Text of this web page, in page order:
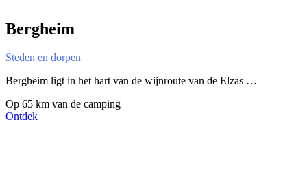
Bergheim
Steden en dorpen
Bergheim ligt in het hart van de wijnroute van de Elzas …
Op 65 km van de camping
Ontdek